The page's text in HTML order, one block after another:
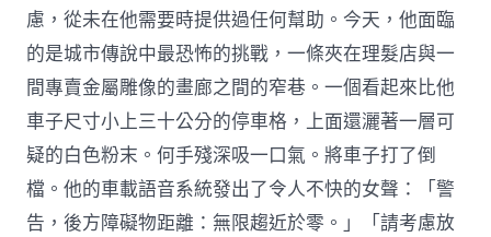
慮，從未在他需要時提供過任何幫助。今天，他面臨
的是城市傳說中最恐怖的挑戰，一條夾在理髮店與一
間專賣金屬雕像的畫廊之間的窄巷。一個看起來比他
車子尺寸小上三十公分的停車格，上面還灑著一層可
疑的白色粉末。何手殘深吸一口氣。將車子打了倒
檔。他的車載語音系統發出了令人不快的女聲：「警
告，後方障礙物距離：無限趨近於零。」「請考慮放